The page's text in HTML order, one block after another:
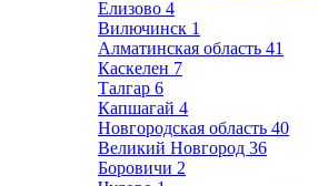
Елизово 4
Вилючинск 1
Алматинская область 41
Каскелен 7
Талгар 6
Капшагай 4
Новгородская область 40
Великий Новгород 36
Боровичи 2